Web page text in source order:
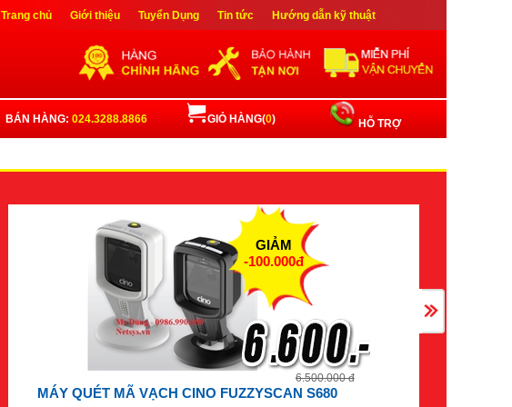
Trang chủ Giới thiệu Tuyển Dụng Tin tức Hướng dẫn kỹ thuật
Đăng nhập Đăng ký
HỖ TRỢ
GIỎ HÀNG(0)
BÁN HÀNG: 024.3288.8866
MÁY QUÉT MÃ VẠCH CINO FUZZYSCAN S680
6.500.000 đ
GIẢM
-100.000đ